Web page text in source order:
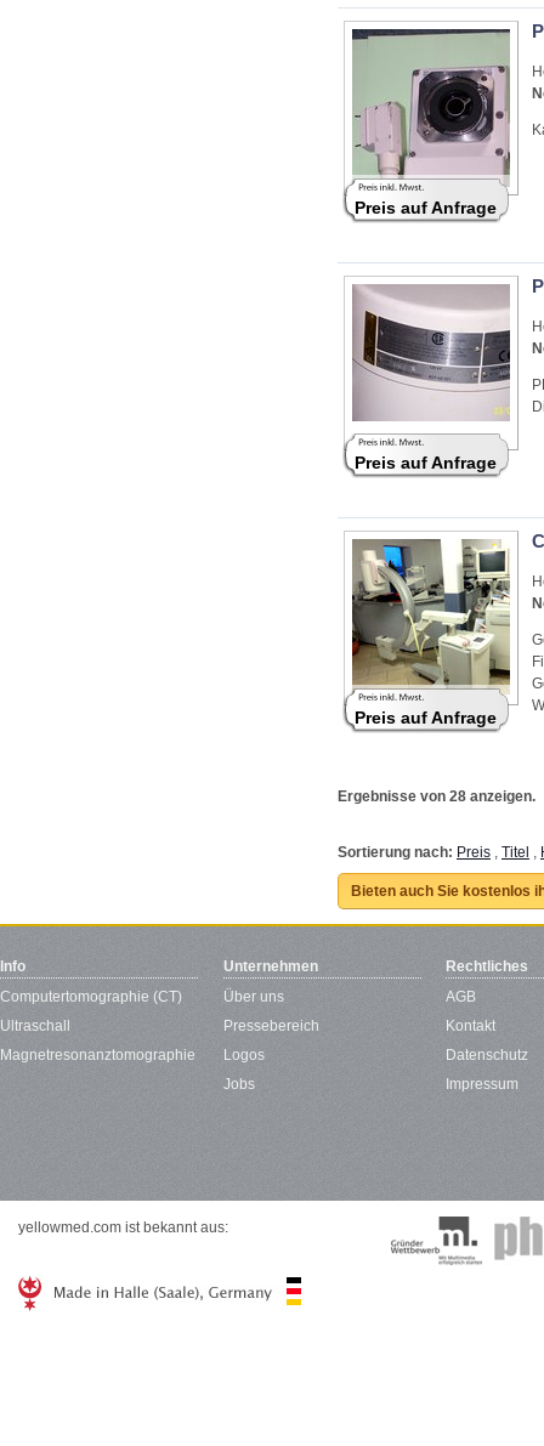
Preis auf Anfrage
Preis auf Anfrage
Preis auf Anfrage
Ergebnisse von 28 anzeigen.
Sortierung nach: Preis , Titel ,
Bieten auch Sie kostenlos
Info
Computertomographie (CT)
Ultraschall
Magnetresonanztomographie
Unternehmen
Über uns
Pressebereich
Logos
Jobs
Rechtliches
AGB
Kontakt
Datenschutz
Impressum
yellowmed.com ist bekannt aus: